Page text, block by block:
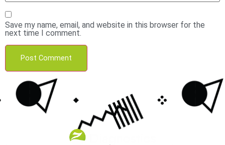
Save my name, email, and website in this browser for the
next time I comment.